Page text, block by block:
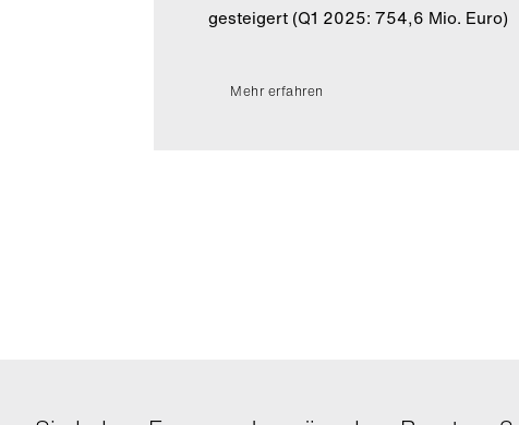
gesteigert (Q1 2025: 754,6 Mio. Euro)
Mehr erfahren